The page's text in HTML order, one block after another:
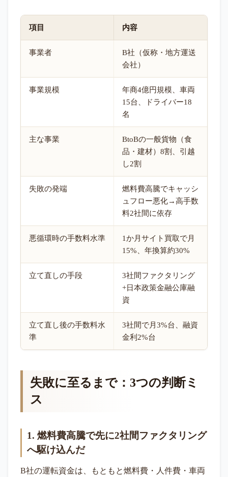
項目 内容
事業者
B社（仮称・地方運送
会社）
事業規模
年商4億円規模、車両
15台、ドライバー18
名
主な事業
BtoBの一般貨物（食
品・建材）8割、引越
し2割
失敗の発端
燃料費高騰でキャッシ
ュフロー悪化→高手数
料2社間に依存
悪循環時の手数料水準
1か月サイト買取で月
15%、年換算約30%
立て直しの手段
3社間ファクタリング
+日本政策金融公庫融
資
立て直し後の手数料水
準
3社間で月3%台、融資
金利2%台
失敗に至るまで：3つの判断ミ
ス
1. 燃料費高騰で先に2社間ファクタリング
へ駆け込んだ
B社の運転資金は、もともと燃料費・人件費・車両